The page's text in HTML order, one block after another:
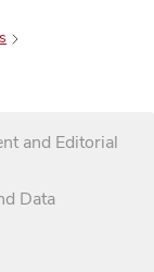
and Editorial
Data